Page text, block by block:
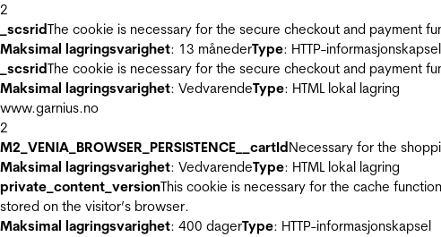
2
_scsridThe cookie is necessary for the secure checkout and payment
Maksimal lagringsvarighet: 13 månederType: HTTP-informasjonskapsel
_scsridThe cookie is necessary for the secure checkout and payment
Maksimal lagringsvarighet: VedvarendeType: HTML lokal lagring
www.garnius.no
2
M2_VENIA_BROWSER_PERSISTENCE__cartIdNecessary for the
Maksimal lagringsvarighet: VedvarendeType: HTML lokal lagring
private_content_versionThis cookie is necessary for the cache
stored on the visitor’s browser.
Maksimal lagringsvarighet: 400 dagerType: HTTP-informasjonskapsel